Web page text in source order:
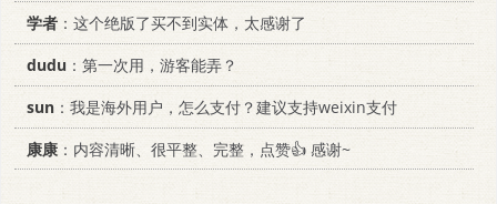
学者 ：这个绝版了买不到实体，太感谢了
dudu ：第一次用，游客能弄？
sun ：我是海外用户，怎么支付？建议支持weixin支付
康康 ：内容清晰、很平整、完整，点赞👍 感谢~